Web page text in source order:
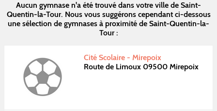
Aucun gymnase n'a été trouvé dans votre ville de Saint-
Quentin-la-Tour. Nous vous suggérons cependant ci-dessous
une sélection de gymnases à proximité de Saint-Quentin-la-
Tour :
Cité Scolaire - Mirepoix
Route de Limoux 09500 Mirepoix